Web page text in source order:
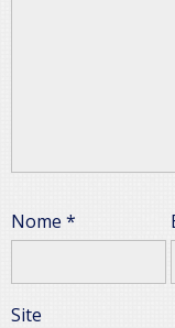
Nome *
Site